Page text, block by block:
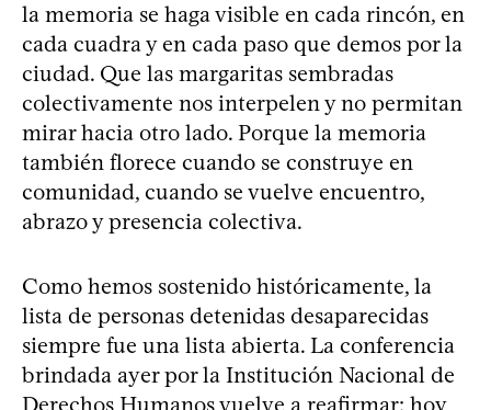
la memoria se haga visible en cada rincón, en
cada cuadra y en cada paso que demos por la
ciudad. Que las margaritas sembradas
colectivamente nos interpelen y no permitan
mirar hacia otro lado. Porque la memoria
también florece cuando se construye en
comunidad, cuando se vuelve encuentro,
abrazo y presencia colectiva.
Como hemos sostenido históricamente, la
lista de personas detenidas desaparecidas
siempre fue una lista abierta. La conferencia
brindada ayer por la Institución Nacional de
Derechos Humanos vuelve a reafirmar: hoy